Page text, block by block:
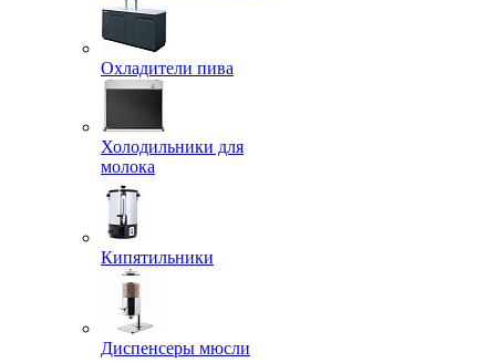
Охладители пива
Холодильники для
молока
Кипятильники
Диспенсеры мюсли